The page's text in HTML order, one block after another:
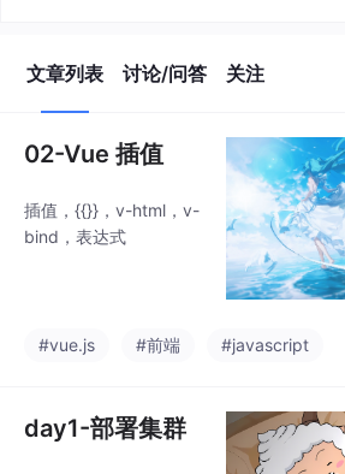
文章列表 讨论/问答 关注
02-Vue 插值
插值，{{}}，v-html，v-
bind，表达式
#vue.js #前端 #javascript
day1-部署集群